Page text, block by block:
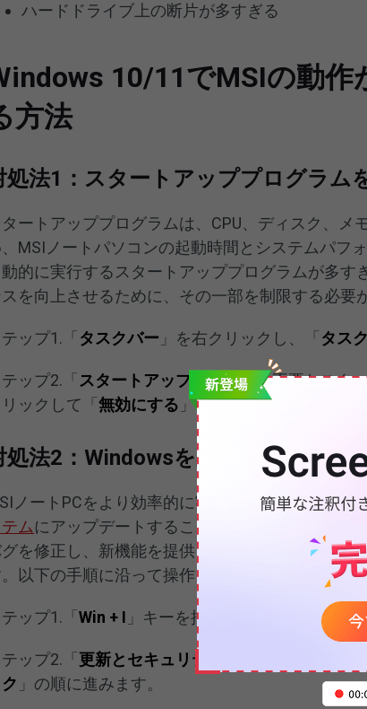
ハードドライブ上の断片が多すぎる
10/11でMSIの動作
方法
処法1：スタートアッププログラム
タートアッププログラムは、CPU、ディスク、メ
MSIノートパソコンの起動時間とシステムパフ
動的に実行するスタートアッププログラムが多す
を向上させるために、その一部を制限する必要
ップ1.「 タスクバー 」を右クリックし、「 タス
ップ2.「 スタートアップ
」タブで、不要なスタ
リックして「無効にする 」を選択します。
処法2：Windowsを更新する
ノートPCをより効率的に実行するには、適時に
ムにアップデートすることが重要です。最新の
を修正し、新機能を提供し、セキュリティパッ
以下の手順に沿って操作してください：
テップ1.「Win + I 」キーを押してWindows設定を
ップ2.「 更新とセキュリティ
」の順に進みます。